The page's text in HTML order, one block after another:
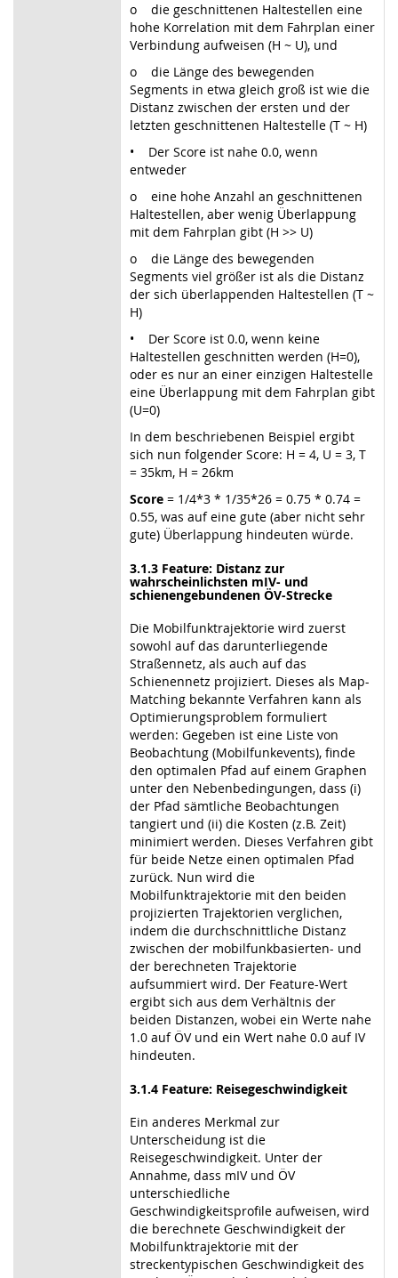
o die geschnittenen Haltestellen eine
hohe Korrelation mit dem Fahrplan einer
Verbindung aufweisen (H ~ U), und
o die Länge des bewegenden
Segments in etwa gleich groß ist wie die
Distanz zwischen der ersten und der
letzten geschnittenen Haltestelle (T ~ H)
• Der Score ist nahe 0.0, wenn
entweder
o eine hohe Anzahl an geschnittenen
Haltestellen, aber wenig Überlappung
mit dem Fahrplan gibt (H >> U)
o die Länge des bewegenden
Segments viel größer ist als die Distanz
der sich überlappenden Haltestellen (T ~
H)
• Der Score ist 0.0, wenn keine
Haltestellen geschnitten werden (H=0),
oder es nur an einer einzigen Haltestelle
eine Überlappung mit dem Fahrplan gibt
(U=0)
In dem beschriebenen Beispiel ergibt
sich nun folgender Score: H = 4, U = 3, T
= 35km, H = 26km
Score = 1/4*3 * 1/35*26 = 0.75 * 0.74 =
0.55, was auf eine gute (aber nicht sehr
gute) Überlappung hindeuten würde.
3.1.3 Feature: Distanz zur
wahrscheinlichsten mIV- und
schienengebundenen ÖV-Strecke
Die Mobilfunktrajektorie wird zuerst
sowohl auf das darunterliegende
Straßennetz, als auch auf das
Schienennetz projiziert. Dieses als Map-
Matching bekannte Verfahren kann als
Optimierungsproblem formuliert
werden: Gegeben ist eine Liste von
Beobachtung (Mobilfunkevents), finde
den optimalen Pfad auf einem Graphen
unter den Nebenbedingungen, dass (i)
der Pfad sämtliche Beobachtungen
tangiert und (ii) die Kosten (z.B. Zeit)
minimiert werden. Dieses Verfahren gibt
für beide Netze einen optimalen Pfad
zurück. Nun wird die
Mobilfunktrajektorie mit den beiden
projizierten Trajektorien verglichen,
indem die durchschnittliche Distanz
zwischen der mobilfunkbasierten- und
der berechneten Trajektorie
aufsummiert wird. Der Feature-Wert
ergibt sich aus dem Verhältnis der
beiden Distanzen, wobei ein Werte nahe
1.0 auf ÖV und ein Wert nahe 0.0 auf IV
hindeuten.
3.1.4 Feature: Reisegeschwindigkeit
Ein anderes Merkmal zur
Unterscheidung ist die
Reisegeschwindigkeit. Unter der
Annahme, dass mIV und ÖV
unterschiedliche
Geschwindigkeitsprofile aufweisen, wird
die berechnete Geschwindigkeit der
Mobilfunktrajektorie mit der
streckentypischen Geschwindigkeit des